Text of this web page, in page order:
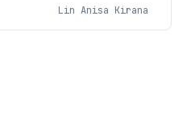
Lin Anisa Kirana